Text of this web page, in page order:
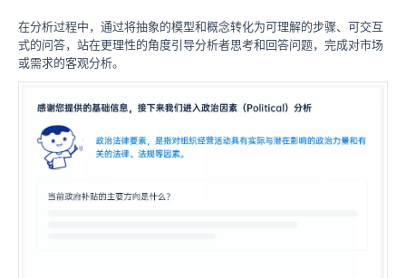
在分析过程中，通过将抽象的模型和概念转化为可理解的步骤、可交互
式的问答，站在更理性的角度引导分析者思考和回答问题，完成对市场
或需求的客观分析。